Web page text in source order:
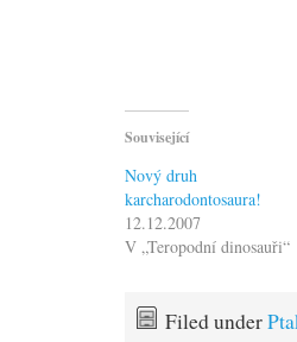
Související
Nový druh
karcharodontosaura!
12.12.2007
V „Teropodní dinosauři“
Filed under